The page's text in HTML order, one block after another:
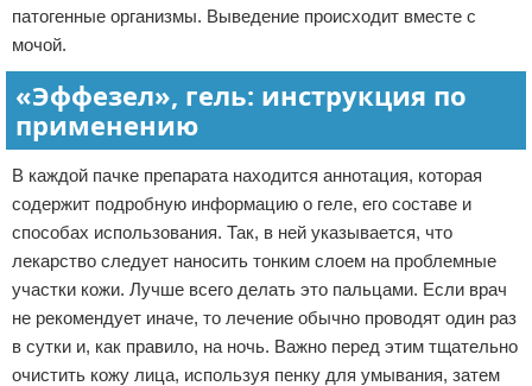
патогенные организмы. Выведение происходит вместе с
мочой.
«Эффезел», гель: инструкция по
применению
В каждой пачке препарата находится аннотация, которая
содержит подробную информацию о геле, его составе и
способах использования. Так, в ней указывается, что
лекарство следует наносить тонким слоем на проблемные
участки кожи. Лучше всего делать это пальцами. Если врач
не рекомендует иначе, то лечение обычно проводят один раз
в сутки и, как правило, на ночь. Важно перед этим тщательно
очистить кожу лица, используя пенку для умывания, затем